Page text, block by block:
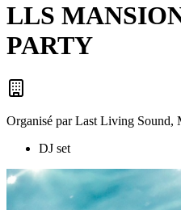
LLS
PARTY
Organisé par Last Living Sound,
DJ set